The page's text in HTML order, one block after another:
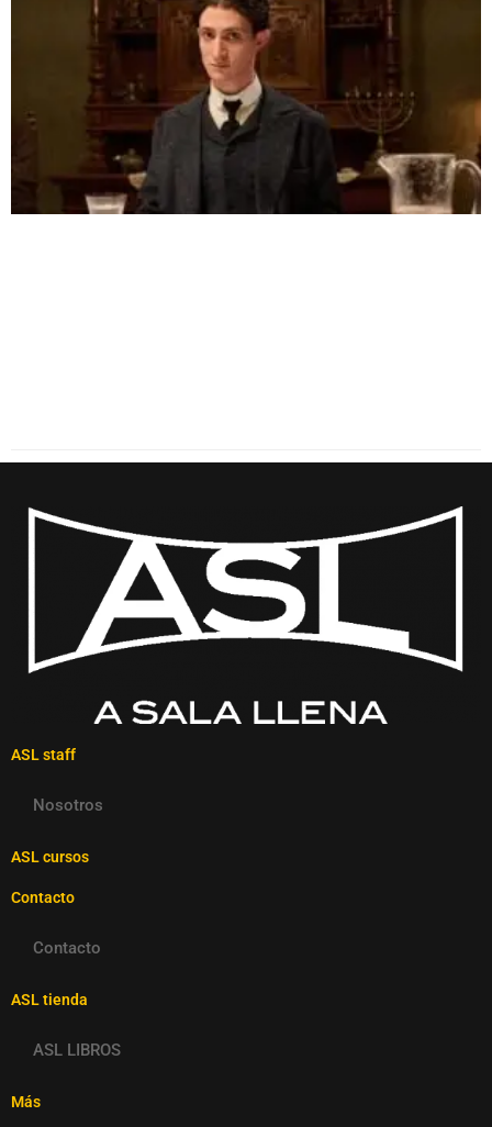
ASL staff
Nosotros
ASL cursos
Contacto
Contacto
ASL tienda
ASL LIBROS
Más